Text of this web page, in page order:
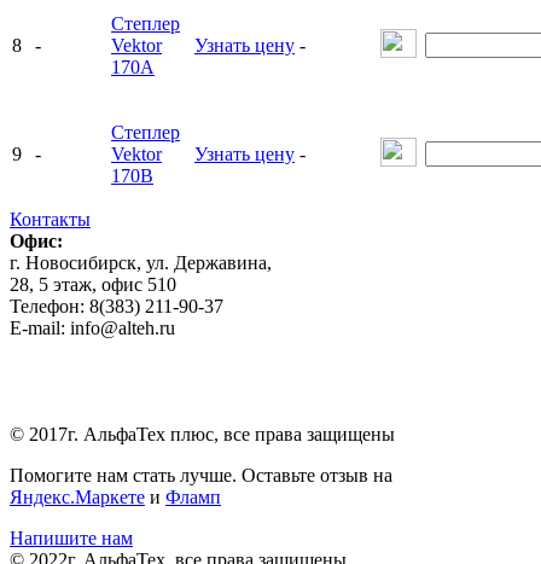
8 -
Степлер
Vektor
170A
Узнать цену -
9 -
Степлер
Vektor
170B
Узнать цену -
Контакты
Офис:
г. Новосибирск, ул. Державина,
28, 5 этаж, офис 510
Телефон: 8(383) 211-90-37
E-mail: info@alteh.ru
© 2017г. АльфаТех плюс, все права защищены
Помогите нам стать лучше. Оставьте отзыв на
Яндекс.Маркете и Фламп
Напишите нам
© 2022г. АльфаТех, все права защищены